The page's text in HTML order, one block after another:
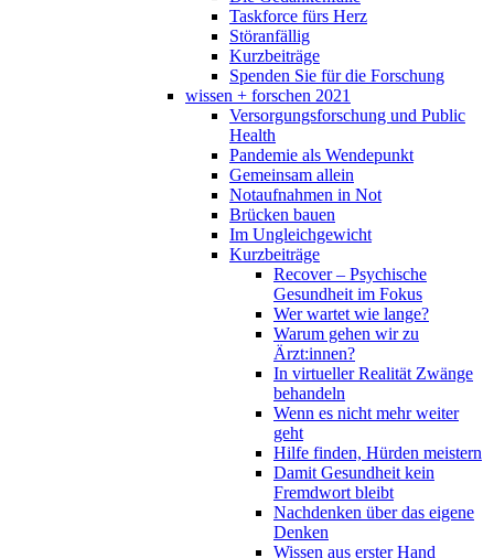
Taskforce fürs Herz
Störanfällig
Kurzbeiträge
Spenden Sie für die Forschung
wissen + forschen 2021
Versorgungsforschung und Public
Health
Pandemie als Wendepunkt
Gemeinsam allein
Notaufnahmen in Not
Brücken bauen
Im Ungleichgewicht
Kurzbeiträge
Recover – Psychische
Gesundheit im Fokus
Wer wartet wie lange?
Warum gehen wir zu
Ärzt:innen?
In virtueller Realität Zwänge
behandeln
Wenn es nicht mehr weiter
geht
Hilfe finden, Hürden meistern
Damit Gesundheit kein
Fremdwort bleibt
Nachdenken über das eigene
Denken
Wissen aus erster Hand